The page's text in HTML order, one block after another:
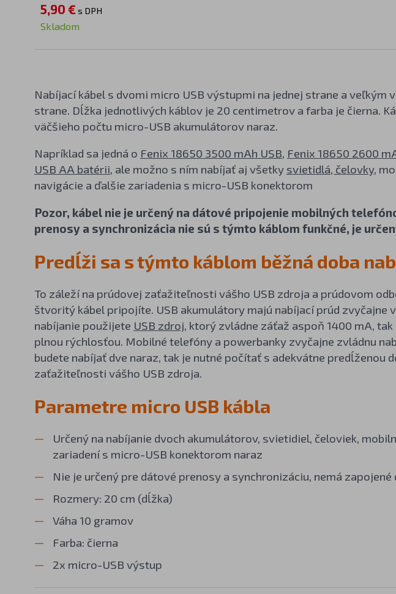
5,90 € s DPH
Skladom
Nabíjací kábel s dvomi micro USB výstupmi na jednej strane a veľkým
strane. Dĺžka jednotlivých káblov je 20 centimetrov a farba je čierna.
väčšieho počtu micro-USB akumulátorov naraz.
Napríklad sa jedná o Fenix 18650 3500 mAh USB, Fenix 18650 2600
USB AA batérii, ale možno s ním nabíjať aj všetky svietidlá, čelovky,
navigácie a ďalšie zariadenia s micro-USB konektorom
Pozor, kábel nie je určený na dátové pripojenie mobilných
prenosy a synchronizácia nie sú s týmto káblom funkčné, je
Predĺži sa s týmto káblom běžná doba
To záleží na prúdovej zaťažiteľnosti vášho USB zdroja a prúdovom
štvoritý kábel pripojíte. USB akumulátory majú nabíjací prúd zvyčajne
nabíjanie použijete USB zdroj, ktorý zvládne záťaž aspoň 1400 mA,
plnou rýchlosťou. Mobilné telefóny a powerbanky zvyčajne zvládnu
budete nabíjať dve naraz, tak je nutné počítať s adekvátne predĺženou
zaťažiteľnosti vášho USB zdroja.
Parametre micro USB kábla
Určený na nabíjanie dvoch akumulátorov, svietidiel, čeloviek,
zariadení s micro-USB konektorom naraz
Nie je určený pre dátové prenosy a synchronizáciu, nemá
Rozmery: 20 cm (dĺžka)
Váha 10 gramov
Farba: čierna
2x micro-USB výstup